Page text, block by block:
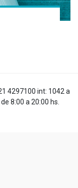
4297100 int: 1042 a
8:00 a 20:00 hs.